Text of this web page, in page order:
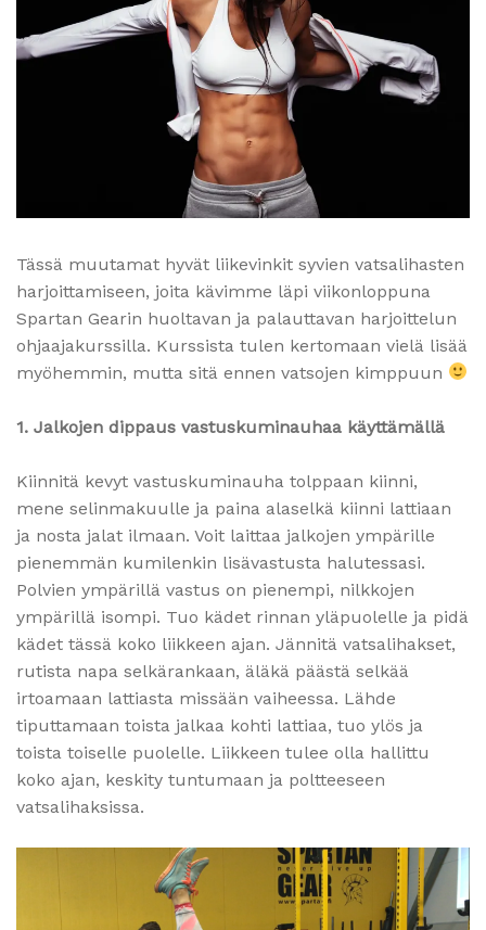
Tässä muutamat hyvät liikevinkit syvien vatsalihasten
harjoittamiseen, joita kävimme läpi viikonloppuna
Spartan Gearin huoltavan ja palauttavan harjoittelun
ohjaajakurssilla. Kurssista tulen kertomaan vielä lisää
myöhemmin, mutta sitä ennen vatsojen kimppuun
1. Jalkojen dippaus vastuskuminauhaa käyttämällä
Kiinnitä kevyt vastuskuminauha tolppaan kiinni,
mene selinmakuulle ja paina alaselkä kiinni lattiaan
ja nosta jalat ilmaan. Voit laittaa jalkojen ympärille
pienemmän kumilenkin lisävastusta halutessasi.
Polvien ympärillä vastus on pienempi, nilkkojen
ympärillä isompi. Tuo kädet rinnan yläpuolelle ja pidä
kädet tässä koko liikkeen ajan. Jännitä vatsalihakset,
rutista napa selkärankaan, äläkä päästä selkää
irtoamaan lattiasta missään vaiheessa. Lähde
tiputtamaan toista jalkaa kohti lattiaa, tuo ylös ja
toista toiselle puolelle. Liikkeen tulee olla hallittu
koko ajan, keskity tuntumaan ja poltteeseen
vatsalihaksissa.